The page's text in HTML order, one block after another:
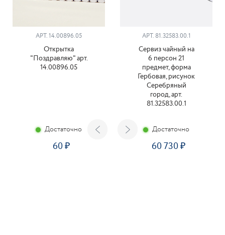
АРТ. 14.00896.05
Открытка
"Поздравляю" арт.
14.00896.05
Достаточно
60
АРТ. 81.32583.00.1
Сервиз чайный на
6 персон 21
предмет, форма
Гербовая, рисунок
Серебряный
город, арт.
81.32583.00.1
Достаточно
60 730